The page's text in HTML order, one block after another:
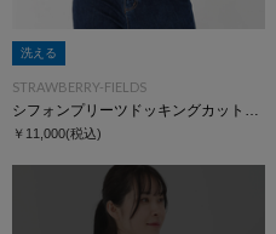
洗える
STRAWBERRY-FIELDS
￥11,000(税込)